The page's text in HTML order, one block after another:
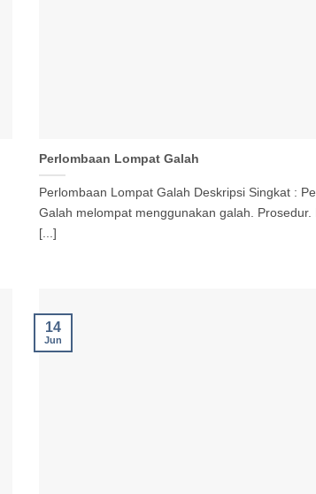
Perlombaan Lompat Galah
Perlombaan Lompat Galah Deskripsi Singkat :
Galah melompat menggunakan galah.
[...]
14
Jun